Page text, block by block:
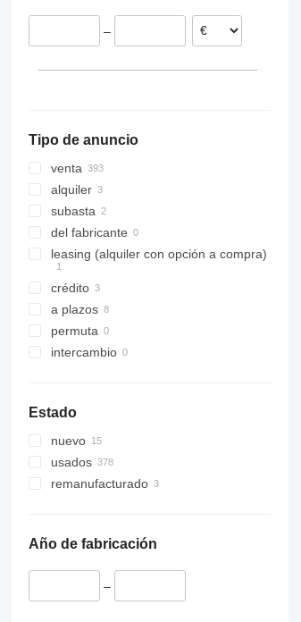
–
Tipo de anuncio
venta
alquiler
subasta
del fabricante
leasing (alquiler con opción a compra)
crédito
a plazos
permuta
intercambio
Estado
nuevo
usados
remanufacturado
Año de fabricación
–